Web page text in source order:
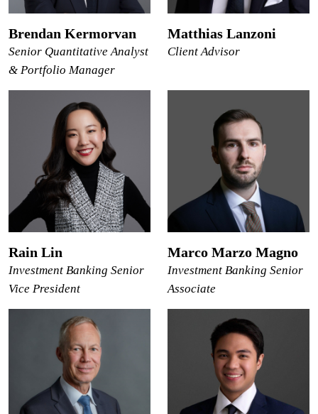
Brendan Kermorvan
Senior Quantitative Analyst
& Portfolio Manager
Matthias Lanzoni
Client Advisor
Rain Lin
Investment Banking Senior
Vice President
Marco Marzo Magno
Investment Banking Senior
Associate